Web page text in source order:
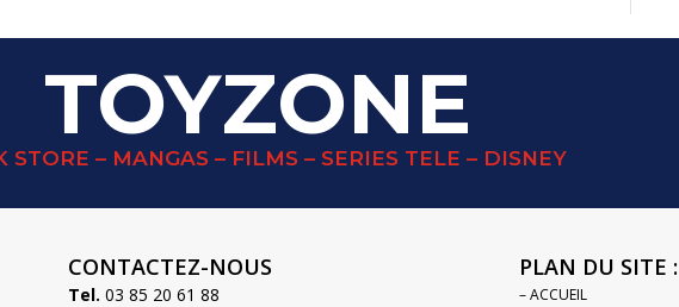
TOYZONE
STORE – MANGAS – FILMS – SERIES TELE – DISNEY
CONTACTEZ-NOUS
Tel. 03 85 20 61 88
PLAN DU SITE :
– ACCUEIL